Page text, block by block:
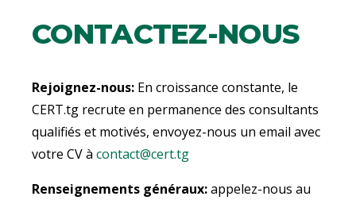
CONTACTEZ-NOUS
Rejoignez-nous: En croissance constante, le
CERT.tg recrute en permanence des consultants
qualifiés et motivés, envoyez-nous un email avec
votre CV à contact@cert.tg
Renseignements généraux:appelez-nous au